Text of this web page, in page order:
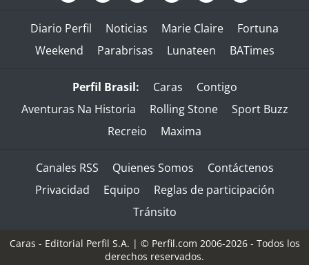
Diario Perfil Noticias Marie Claire
Fortuna
Weekend
Parabrisas Lunateen BATimes
Perfil Brasil: Caras
Contigo
Aventuras Na Historia
Rolling Stone
Sport Buzz
Recreio
Maxima
Canales RSS Quienes Somos
Contáctenos
Privacidad
Equipo
Reglas de participación
Tránsito
Caras - Editorial Perfil S.A. | © Perfil.com 2006-2026 - Todos los
derechos reservados.